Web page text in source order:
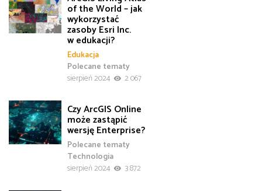
of the World – jak
wykorzystać
zasoby Esri Inc.
w edukacji?
Edukacja
Polecane tematy
sierpień 2024
2 067
Czy ArcGIS Online
może zastąpić
wersję Enterprise?
Polecane tematy
Technologia
sierpień 2024
3 872